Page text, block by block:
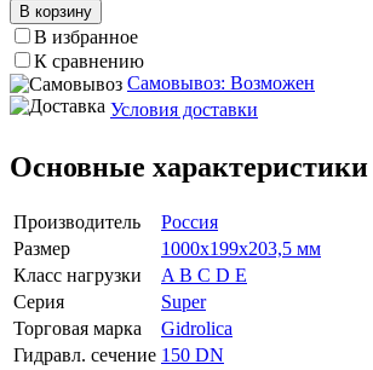
В корзину
В избранное
К сравнению
Самовывоз: Возможен
Условия доставки
Основные характеристики
Производитель
Россия
Размер
1000x199x203,5 мм
Класс нагрузки
A B C D E
Серия
Super
Торговая марка
Gidrolica
Гидравл. сечение 150 DN